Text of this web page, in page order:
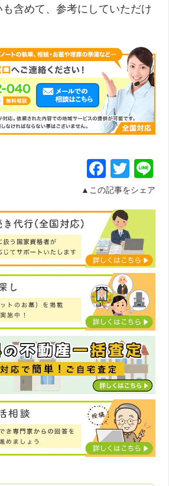
含めて、参考にしていただけ
▲この記事をシェア